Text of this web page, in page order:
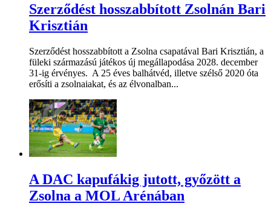
Szerződést hosszabbított Zsolnán Bari
Krisztián
Szerződést hosszabbított a Zsolna csapatával Bari Krisztián, a
füleki származású játékos új megállapodása 2028. december
31-ig érvényes. A 25 éves balhátvéd, illetve szélső 2020 óta
erősíti a zsolnaiakat, és az élvonalban...
A DAC kapufákig jutott, győzött a
Zsolna a MOL Arénában